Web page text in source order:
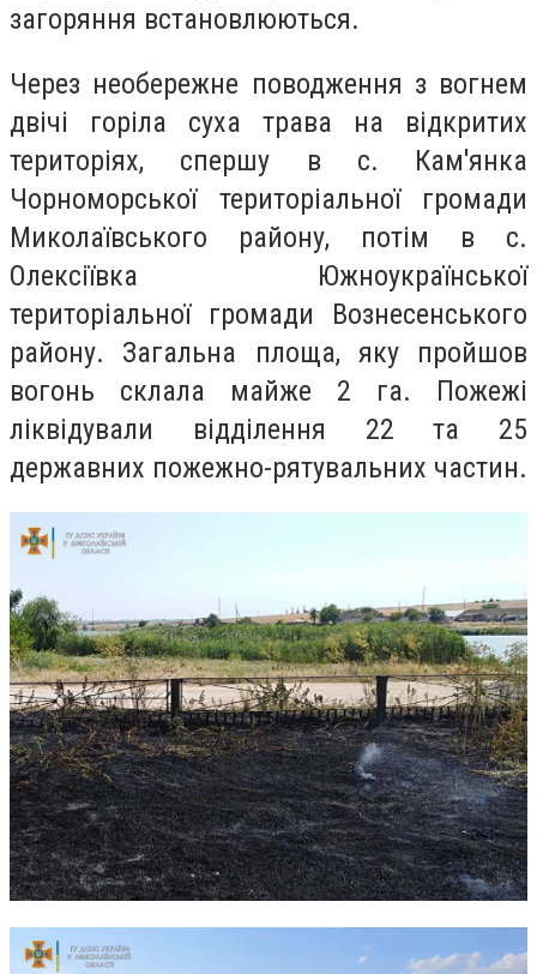
загоряння встановлюються.
Через необережне поводження з вогнем
двічі горіла суха трава на відкритих
територіях, спершу в с. Кам'янка
Чорноморської територіальної громади
Миколаївського району, потім в с.
Олексіївка Южноукраїнської
територіальної громади Вознесенського
району. Загальна площа, яку пройшов
вогонь склала майже 2 га. Пожежі
ліквідували відділення 22 та 25
державних пожежно-рятувальних частин.